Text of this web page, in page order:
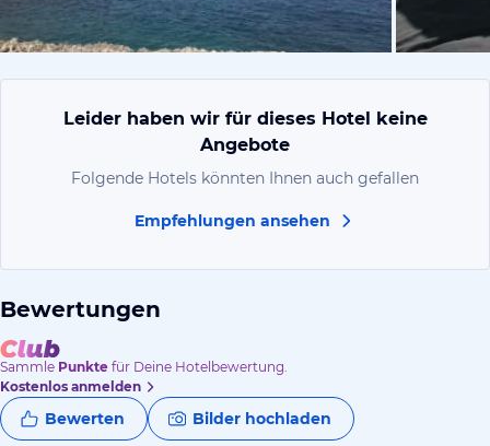
von
Leider haben wir für dieses Hotel keine
Angebote
Folgende Hotels könnten Ihnen auch gefallen
Empfehlungen ansehen
Bewertungen
Sammle Punkte für Deine Hotelbewertung.
Kostenlos anmelden
Bewerten Bilder hochladen